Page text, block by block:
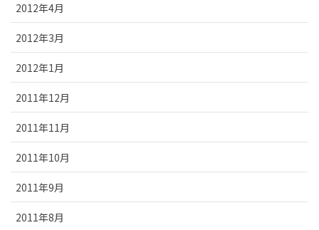
2012年4月
2012年3月
2012年1月
2011年12月
2011年11月
2011年10月
2011年9月
2011年8月